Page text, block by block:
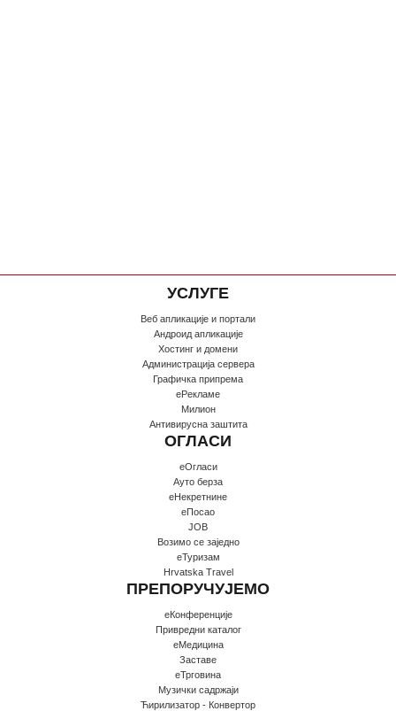
УСЛУГЕ
Веб апликације и портали
Андроид апликације
Хостинг и домени
Администрација сервера
Графичка припрема
еРекламе
Милион
Антивирусна заштита
ОГЛАСИ
еОгласи
Ауто берза
еНекретнине
еПосао
JOB
Возимо се заједно
еТуризам
Hrvatska Travel
ПРЕПОРУЧУЈЕМО
еКонференције
Привредни каталог
еМедицина
Заставе
еТрговина
Музички садржаји
Ћирилизатор - Конвертор